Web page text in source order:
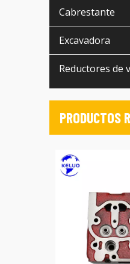
Cabrestante
Excavadora
Reductores de
PRODUCTOS